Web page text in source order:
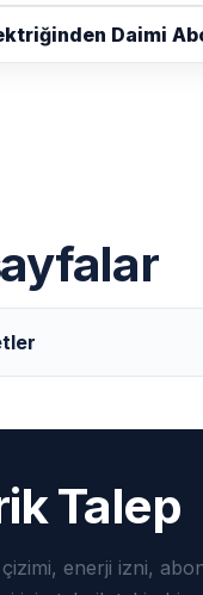
Daimi
Talep
enerji izni,